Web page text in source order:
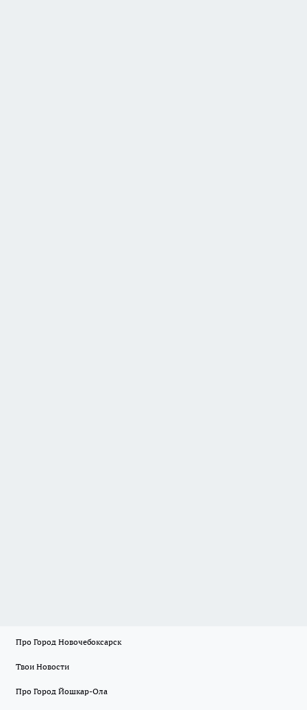
Про Город Новочебоксарск
Твои Новости
Про Город Йошкар-Ола